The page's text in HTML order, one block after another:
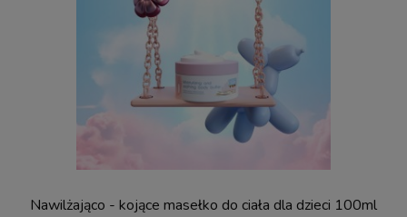
Nawilżająco - kojące masełko do ciała dla dzieci 100ml